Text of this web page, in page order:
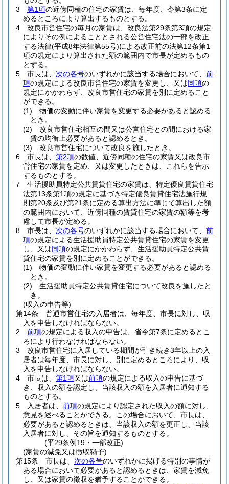
3
第1項の近傍同種の住宅の家賃は、毎年度、令第3条に定
めるところにより算出するものとする。
4
改良市営住宅の毎月の家賃は、改良法第29条第3項の規定
によりその例によることとされる公営住宅法の一部を改正
する法律(平成8年法律第55号)による改正前の法第12条第1
項の規定により算出された額の範囲内で市長が定めるもの
とする。
5
市長は、 次の各号のいずれかに該当する場合において、 前
項の規定による改良市営住宅の家賃を変更し、又は同項の
規定にかかわらず、改良市営住宅の家賃を別に定めること
ができる。
(1)
物価の変動に伴い家賃を変更する必要があると認める
とき。
(2)
改良市営住宅相互の間又は公営住宅との間における家
賃の均衡上必要があると認めるとき。
(3)
改良市営住宅について改良を施したとき。
6
市長は、 第2項の数値、近傍同種の住宅の家賃又は改良市
営住宅の家賃を定め、又は変更したときは、これらを告示
するものとする。
7
生活援助員特定公共賃貸住宅の家賃は、特定優良賃貸住宅
法第13条第1項の規定に基づき特定優良賃貸住宅法施行規
則第20条及び第21条に定める算出方法に準じて算出した額
の範囲内において、近傍同種の賃貸住宅の家賃の額等を考
慮して市長が定める。
8
市長は、 次の各号のいずれかに該当する場合において、 前
項の規定による生活援助員特定公共賃貸住宅の家賃を変更
し、又は同項の規定にかかわらず、生活援助員特定公共賃
貸住宅の家賃を別に定めることができる。
(1)
物価の変動に伴い家賃を変更する必要があると認める
とき。
(2)
生活援助員特定公共賃貸住宅について改良を施したと
き。
(収入の申告等)
第14条
普通市営住宅の入居者は、毎年度、市長に対し、収
入を申告しなければならない。
2
前項の規定による収入の申告は、省令第7条に定めるとこ
ろにより行わなければならない。
3
改良市営住宅に入居している期間が引き続き3年以上の入
居者は毎年度、市長に対し、別に定めるところにより、収
入を申告しなければならない。
4
市長は、 第1項又は前項の規定による収入の申告に基づ
き、収入の額を認定し、当該収入の額を入居者に通知する
ものとする。
5
入居者は、 前項の規定により認定された収入の額に対し、
意見を述べることができる。
この場合において、市長は、
必要があると認めるときは、当該収入の額を更正し、当該
入居者に対し、その旨を通知するものとする。
(平29条例19・一部改正)
(家賃の減免又は徴収猶予)
第15条
市長は、 次の各号のいずれかに掲げる特別の事情が
ある場合において必要があると認めるときは、家賃を減免
し、又は家賃の徴収を猶予することができる。